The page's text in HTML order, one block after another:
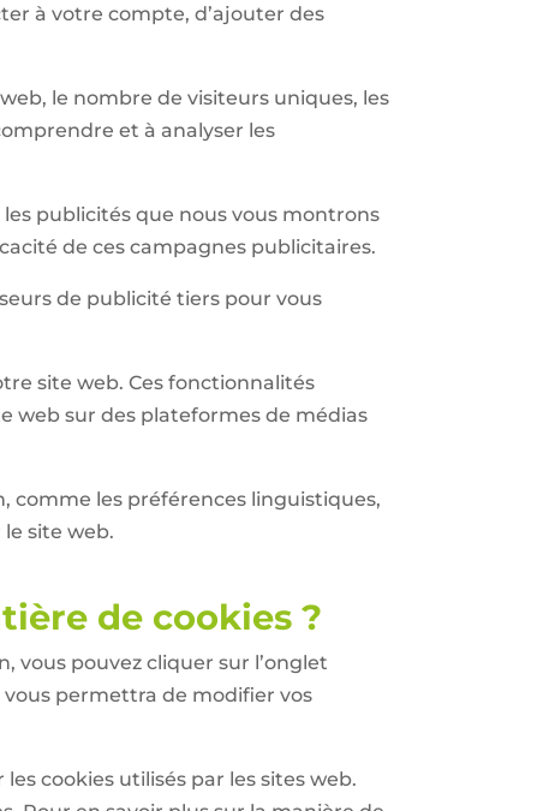
à votre compte, d’ajouter des
le nombre de visiteurs uniques, les
et à analyser les
publicités que nous vous montrons
de ces campagnes publicitaires.
de publicité tiers pour vous
site web. Ces fonctionnalités
web sur des plateformes de médias
comme les préférences linguistiques,
site web.
de cookies ?
vous pouvez cliquer sur l’onglet
vous permettra de modifier vos
cookies utilisés par les sites web.